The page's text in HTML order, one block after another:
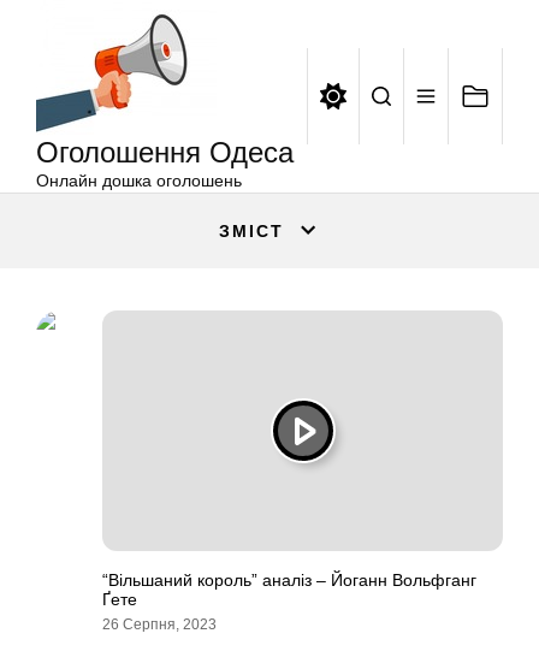
Оголошення Одеса
Онлайн дошка оголошень
ЗМІСТ
“Вільшаний король” аналіз – Йоганн Вольфганг
Ґете
26 Серпня, 2023